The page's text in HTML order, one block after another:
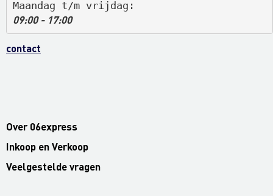
Maandag t/m vrijdag:
09:00 - 17:00
contact
Over 06express
Inkoop en Verkoop
Veelgestelde vragen